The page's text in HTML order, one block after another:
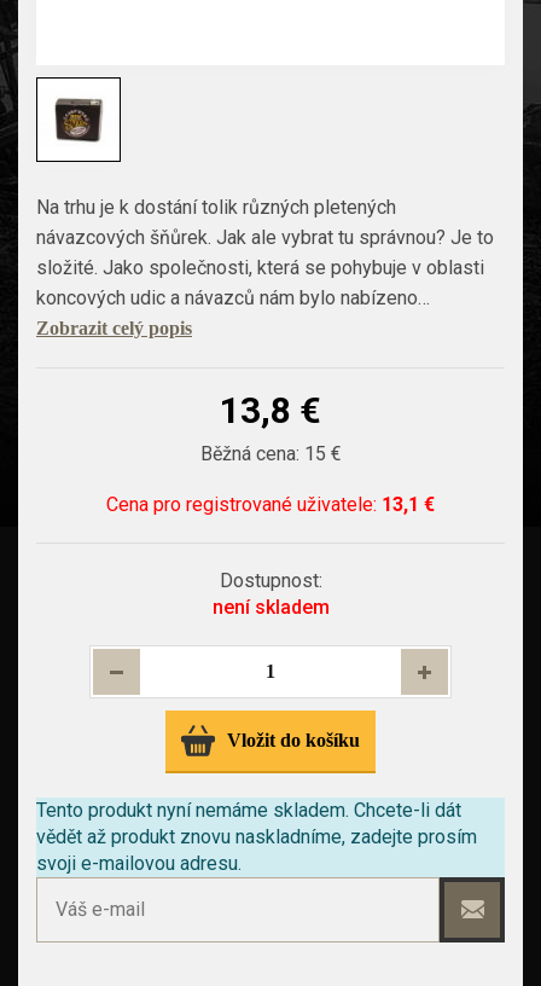
Na trhu je k dostání tolik různých pletených
návazcových šňůrek. Jak ale vybrat tu správnou? Je to
složité. Jako společnosti, která se pohybuje v oblasti
koncových udic a návazců nám bylo nabízeno…
Zobrazit celý popis
13,8 €
Běžná cena: 15 €
Cena pro registrované uživatele: 13,1 €
Dostupnost:
není skladem
Vložit do košíku
Tento produkt nyní nemáme skladem. Chcete-li dát
vědět až produkt znovu naskladníme, zadejte prosím
svoji e-mailovou adresu.